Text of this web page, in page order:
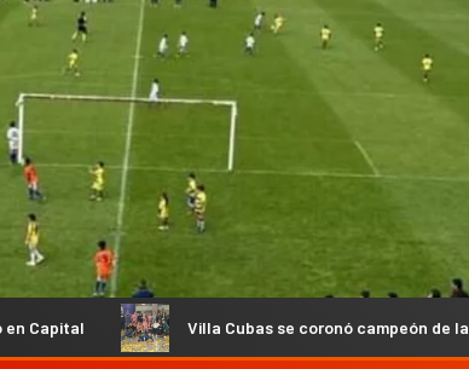
Villa Cubas se coronó campeón de la Copa de Oro en el